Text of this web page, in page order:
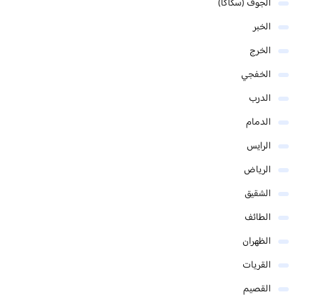
الجوف (سكاكا)
الخبر
الخرج
الخفجي
الدرب
الدمام
الرايس
الرياض
الشقيق
الطائف
الظهران
القريات
القصيم